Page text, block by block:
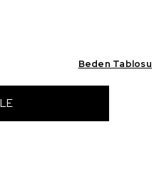
Beden Tablosu